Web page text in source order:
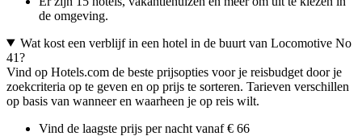
de omgeving.
Wat kost een verblijf in een hotel in de buurt van Locomotive No
41?
Vind op Hotels.com de beste prijsopties voor je reisbudget door je
zoekcriteria op te geven en op prijs te sorteren. Tarieven verschillen
op basis van wanneer en waarheen je op reis wilt.
Vind de laagste prijs per nacht vanaf € 66